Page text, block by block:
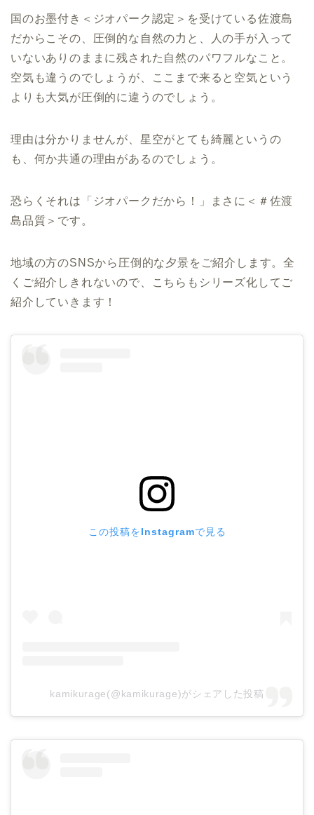
国のお墨付き＜ジオパーク認定＞を受けている佐渡島
だからこその、圧倒的な自然の力と、人の手が入って
いないありのままに残された自然のパワフルなこと。
空気も違うのでしょうが、ここまで来ると空気という
よりも大気が圧倒的に違うのでしょう。
理由は分かりませんが、星空がとても綺麗というの
も、何か共通の理由があるのでしょう。
恐らくそれは「ジオパークだから！」まさに＜＃佐渡
島品質＞です。
地域の方のSNSから圧倒的な夕景をご紹介します。全
くご紹介しきれないので、こちらもシリーズ化してご
紹介していきます！
この投稿をInstagramで見る
kamikurage(@kamikurage)がシェアした投稿